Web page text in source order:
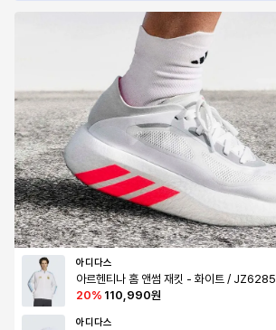
아디다스
아르헨티나 홈 앤썸 재킷 - 화이트 / JZ6285
20% 110,990원
아디다스